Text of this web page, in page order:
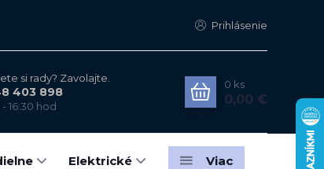
Prihlásenie
si rady? Zavolajte.
403 898
16:30 hod
0 ks
0,00 €
Elektrické Viac